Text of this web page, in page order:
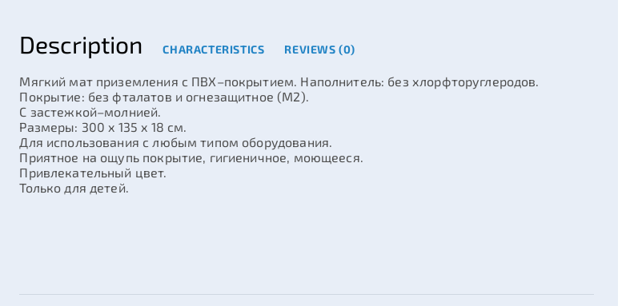
Description CHARACTERISTICS REVIEWS (0)
Мягкий мат приземления с ПВХ–покрытием. Наполнитель: без хлорфторуглеродов.
Покрытие: без фталатов и огнезащитное (M2).
С застежкой–молнией.
Размеры: 300 x 135 x 18 см.
Для использования с любым типом оборудования.
Приятное на ощупь покрытие, гигиеничное, моющееся.
Привлекательный цвет.
Только для детей.